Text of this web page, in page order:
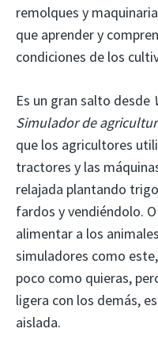
remolques y
que aprender y
condiciones de los
Es un gran salto desde
Simulador de
que los agricultores
tractores y las
relajada plantando
fardos y vendiéndolo.
alimentar a los
simuladores como
poco como quieras,
ligera con los demás,
aislada.